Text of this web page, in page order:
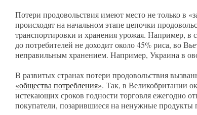
Потери продовольствия имеют место не только в
происходят на начальном этапе цепочки
транспортировки и хранения урожая. Например,
до потребителей не доходит около 45% риса, во
неправильным хранением. Например, Украина в
В развитых странах потери продовольствия
«общества потребления». Так, в Великобритании
истекающих сроков годности торговля ежегодно
покупатели, позарившиеся на ненужные продукты